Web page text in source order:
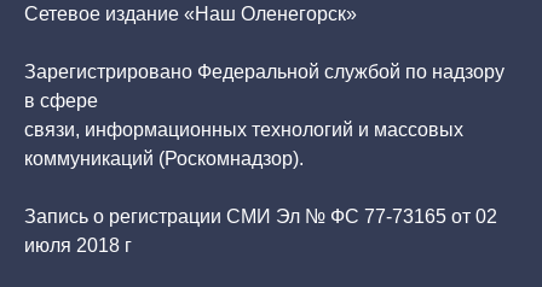
Сетевое издание «Наш Оленегорск»
Зарегистрировано Федеральной службой по надзору
в сфере
связи, информационных технологий и массовых
коммуникаций (Роскомнадзор).
Запись о регистрации СМИ Эл № ФС 77-73165 от 02
июля 2018 г